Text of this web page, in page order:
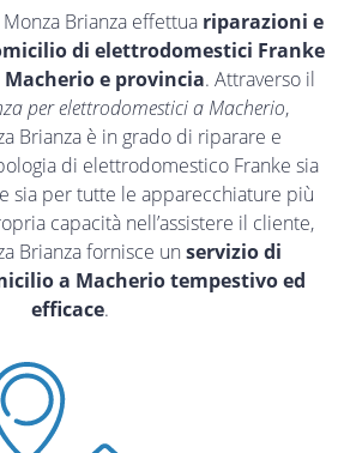
Brianza effettua riparazioni e
di elettrodomestici Franke
Macherio e provincia. Attraverso il
per elettrodomestici a Macherio,
Brianza è in grado di riparare e
di elettrodomestico Franke sia
sia per tutte le apparecchiature più
capacità nell’assistere il cliente,
Brianza fornisce un servizio di
a Macherio tempestivo ed
efficace.